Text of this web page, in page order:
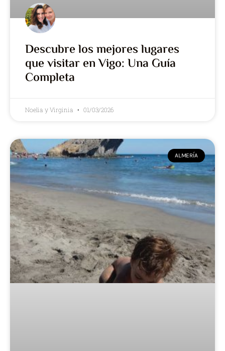
Descubre los mejores lugares
que visitar en Vigo: Una Guía
Completa
Noelia y Virginia 01/03/2026
ALMERÍA